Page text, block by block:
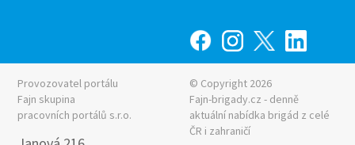
Provozovatel portálu
Fajn skupina
pracovních portálů s.r.o.
© Copyright 2026
Fajn-brigady.cz - denně
aktuální nabídka brigád z celé
ČR i zahraničí